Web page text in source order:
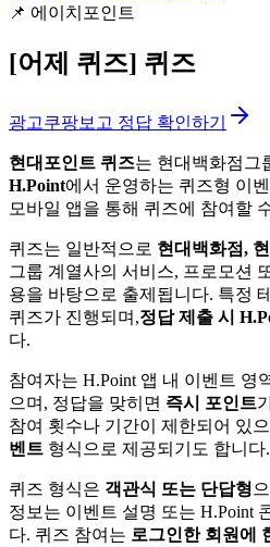
📌 에이치포인트
[어제 퀴즈] 퀴즈
광고쿠팡보고 정답 확인하기
현대포인트 퀴즈는 현대백화점그
H.Point에서 운영하는 퀴즈형 이
모바일 앱을 통해 퀴즈에 참여할
퀴즈는 일반적으로 현대백화점,
그룹 계열사의 서비스, 프로모션
용을 바탕으로 출제됩니다. 특정
퀴즈가 진행되며,정답 제출 시
다.
참여자는 H.Point 앱 내 이벤트 영
으며, 정답을 맞히면 즉시 포인트
참여 횟수나 기간이 제한되어 있
벤트 형식으로 제공되기도 합니다.
퀴즈 형식은 객관식 또는 단답형
정보는 이벤트 설명 또는 H.Point
다. 퀴즈 참여는 로그인한 회원에